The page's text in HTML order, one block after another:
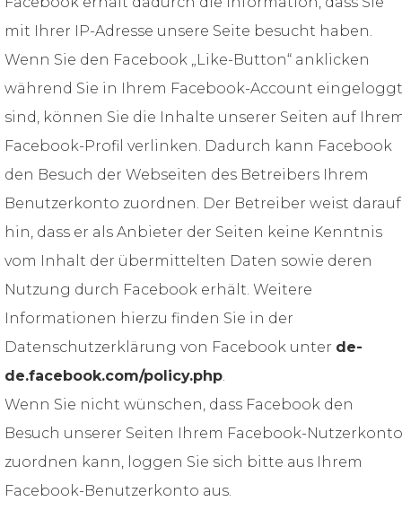
mit Ihrer IP-Adresse unsere Seite besucht haben.
Wenn Sie den Facebook „Like-Button“ anklicken
während Sie in Ihrem Facebook-Account eingeloggt
sind, können Sie die Inhalte unserer Seiten auf
Facebook-Profil verlinken. Dadurch kann Facebook
den Besuch der Webseiten des Betreibers Ihrem
Benutzerkonto zuordnen. Der Betreiber weist darauf
hin, dass er als Anbieter der Seiten keine Kenntnis
vom Inhalt der übermittelten Daten sowie deren
Nutzung durch Facebook erhält. Weitere
Informationen hierzu finden Sie in der
Datenschutzerklärung von Facebook unter de-
de.facebook.com/policy.php
Wenn Sie nicht wünschen, dass Facebook den
Besuch unserer Seiten Ihrem Facebook-Nutzerkonto
zuordnen kann, loggen Sie sich bitte aus Ihrem
Facebook-Benutzerkonto aus.